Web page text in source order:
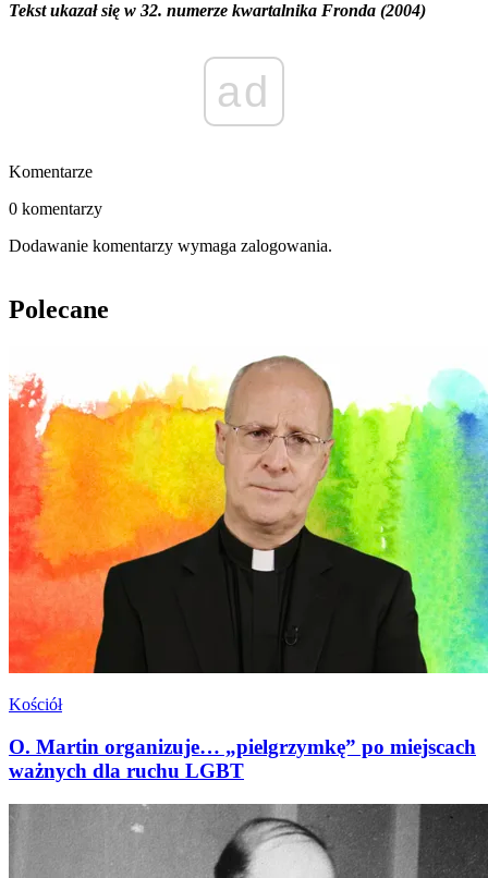
Tekst ukazał się w 32. numerze kwartalnika Fronda (2004)
ad
Komentarze
0 komentarzy
Dodawanie komentarzy wymaga zalogowania.
Polecane
Kościół
O. Martin organizuje… „pielgrzymkę” po miejscach
ważnych dla ruchu LGBT